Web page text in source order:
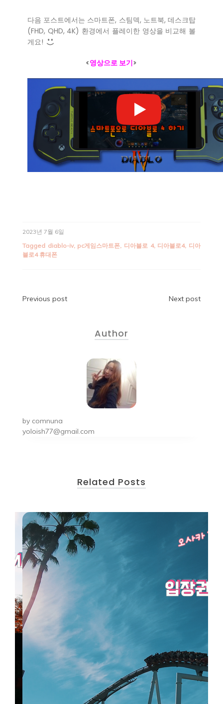
다음 포스트에서는 스마트폰, 스팀덱, 노트북, 데스크탑
(FHD, QHD, 4K) 환경에서 플레이한 영상을 비교해 볼
게요!
<영상으로 보기>
2023년 7월 6일
Tagged diablo-iv, pc게임스마트폰, 디아블로 4, 디아블로4, 디아
블로4 휴대폰
Previous post Next post
Author
by comnuna
yoloish77@gmail.com
Related Posts